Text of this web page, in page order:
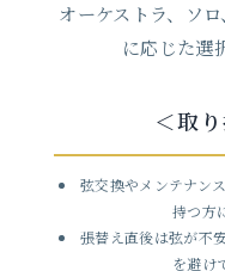
オーケストラ、ソ
に応じた選
＜取
弦交換やメンテナン
持つ方
張替え直後は弦が不
を避け